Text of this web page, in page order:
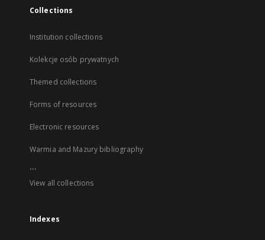
Collections
Institution collections
Kolekcje osób prywatnych
Themed collections
Forms of resources
Electronic resources
Warmia and Mazury bibliography
...
View all collections
Indexes